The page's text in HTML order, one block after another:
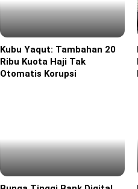
Headline
Kubu Yaqut: Tambahan 20
Ribu Kuota Haji Tak
Otomatis Korupsi